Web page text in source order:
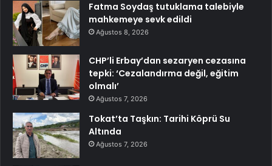
Fatma Soydaş tutuklama talebiyle
mahkemeye sevk edildi
Ağustos 8, 2026
CHP’li Erbay’dan sezaryen cezasına
tepki: ‘Cezalandırma değil, eğitim
olmalı’
Ağustos 7, 2026
Tokat’ta Taşkın: Tarihi Köprü Su
Altında
Ağustos 7, 2026